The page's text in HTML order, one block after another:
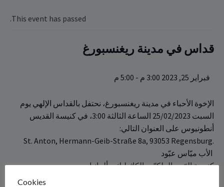
This event has passed.
قداس في مدينة ريغنسبورغ
فبراير 25, 2023 3:00 م - 5:00 م
الإخوة الأحباء في مدينة ريغنسبورغ، نحتفل بالقداس الإلهي يوم
السبت 25/02/2023 الساعة الثالثة ‏‎‏3:00‏، في ‏كنيسة ‏القديس
أنطونيوس على العنوان ‏التالي‎:‎
St. Anton, Hermann-Geib-Straße 8a, 93053 Regensburg.‎
كنيسة الرّوم الملكيّين الكاثوليك – ألمانيا
Cookies